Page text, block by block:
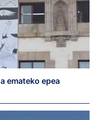
emateko epea